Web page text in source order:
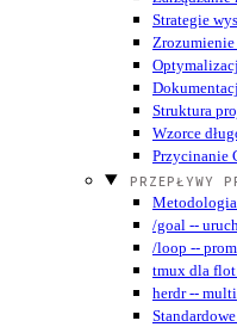
Strategie
Struktura
Wzorce
Przycinanie
PRZEPŁYWY
/goal --
/loop --
tmux dla
herdr --